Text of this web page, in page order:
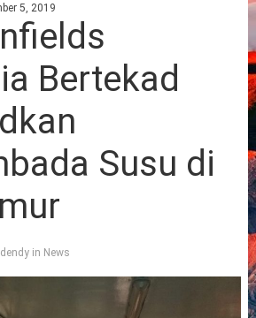
5, 2019
Bertekad
Susu di
dendyin News